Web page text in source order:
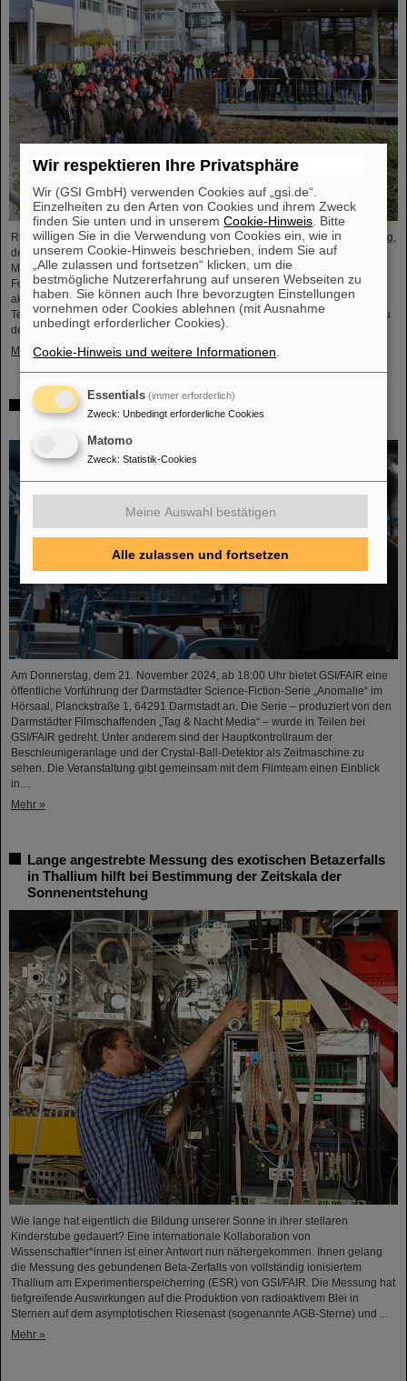
Rund 110 Oberstufenschüler*innen aus ganz Hessen besuchten am Samstag,
den 23. November, zum 25. Jubiläum der Veranstaltungsreihe „Saturday
Morning Physics“ den GSI/FAIR-Campus. In Rundgängen durch die
Forschungsanlagen erhielten die Schüler*innen spannende Einblicke in die
aktuelle physikalische Forschung, erkundeten die bestehenden GSI-
Teilchenbeschleuniger und -Experimente und informierten sich über den Bau
der internationalen Beschleunigeranlage FAIR.
Mehr »
ANOMALIE – Die Darmstädter Science-Fiction-Serie am
21.11.2024 bei GSI/FAIR erleben
Am Donnerstag, dem 21. November 2024, ab 18:00 Uhr bietet GSI/FAIR eine
öffentliche Vorführung der Darmstädter Science-Fiction-Serie „Anomalie“ im
Hörsaal, Planckstraße 1, 64291 Darmstadt an. Die Serie – produziert von den
Darmstädter Filmschaffenden „Tag & Nacht Media“ – wurde in Teilen bei
GSI/FAIR gedreht. Unter anderem sind der Hauptkontrollraum der
Beschleunigeranlage und der Crystal-Ball-Detektor als Zeitmaschine zu
sehen. Die Veranstaltung gibt gemeinsam mit dem Filmteam einen Einblick
in…
Mehr »
Lange angestrebte Messung des exotischen Betazerfalls
in Thallium hilft bei Bestimmung der Zeitskala der
Sonnenentstehung
Wie lange hat eigentlich die Bildung unserer Sonne in ihrer stellaren
Kinderstube gedauert? Eine internationale Kollaboration von
Wissenschaftler*innen ist einer Antwort nun nähergekommen. Ihnen gelang
die Messung des gebundenen Beta-Zerfalls von vollständig ionisiertem
Thallium am Experimentierspeicherring (ESR) von GSI/FAIR. Die Messung hat
tiefgreifende Auswirkungen auf die Produktion von radioaktivem Blei in
Sternen auf dem asymptotischen Riesenast (sogenannte AGB-Sterne) und ...
Mehr »
Wir respektieren Ihre Privatsphäre
Wir (GSI GmbH) verwenden Cookies auf „gsi.de“.
Einzelheiten zu den Arten von Cookies und ihrem Zweck
finden Sie unten und in unseremCookie-Hinweis . Bitte
willigen Sie in die Verwendung von Cookies ein, wie in
unserem Cookie-Hinweis beschrieben, indem Sie auf
„Alle zulassen und fortsetzen“ klicken, um die
bestmögliche Nutzererfahrung auf unseren Webseiten zu
haben. Sie können auch Ihre bevorzugten Einstellungen
vornehmen oder Cookies ablehnen (mit Ausnahme
unbedingt erforderlicher Cookies).
Cookie-Hinweis und weitere Informationen
Essentials (immer erforderlich)
Zweck: Unbedingt erforderliche Cookies
Matomo
Zweck: Statistik-Cookies
Meine Auswahl bestätigen
Alle zulassen und fortsetzen